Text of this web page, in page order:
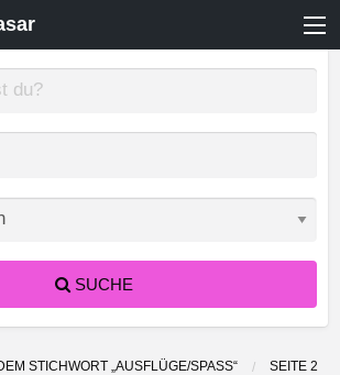
SUCHE
STICHWORT „AUSFLÜGE/SPASS“ SEITE 2